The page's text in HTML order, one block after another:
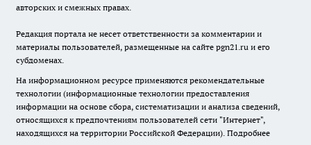
авторских и смежных правах.
Редакция портала не несет ответственности за комментарии и
материалы пользователей, размещенные на сайте pgn21.ru и его
субдоменах.
На информационном ресурсе применяются рекомендательные
технологии (информационные технологии предоставления
информации на основе сбора, систематизации и анализа сведений,
относящихся к предпочтениям пользователей сети "Интернет",
находящихся на территории Российской Федерации). Подробнее